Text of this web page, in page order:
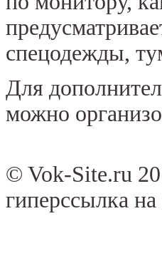
спецодежды,
Для
можно
© Vok-Site.ru
гиперссылка на